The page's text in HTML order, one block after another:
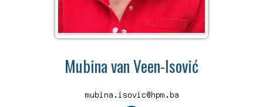
Mubina van Veen-Isović